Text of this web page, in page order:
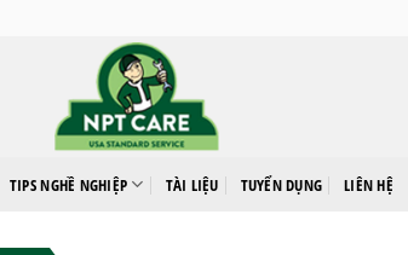
TIPS NGHỀ NGHIỆP TÀI LIỆU TUYỂN DỤNG LIÊN HỆ